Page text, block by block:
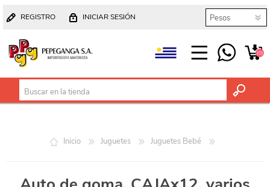
REGISTRO INICIAR SESIÓN
(0)
Inicio Juguetes Juguetes Bebé